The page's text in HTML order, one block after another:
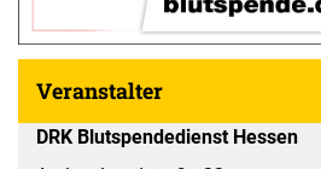
Veranstalter
DRK Blutspendedienst Hessen